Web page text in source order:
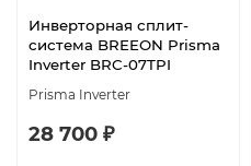
Инверторная сплит-
система BREEON Prisma
Inverter BRC-07TPI
Prisma Inverter
28 700 ₽